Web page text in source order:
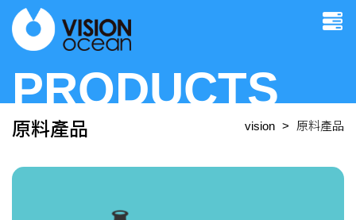
PRODUCTS
原料產品 vision 原料產品